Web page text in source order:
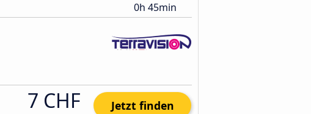
0h 45min
7 CHF Jetzt finden